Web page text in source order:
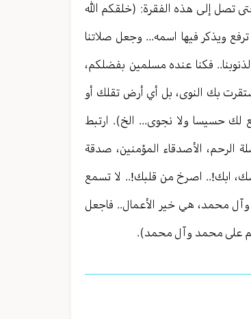
حتى تصل إلى هذه الفقرة: (خلقكم الله
ويذكر فيها اسمه... وجعل صلاتنا
لذنوبنا.. فكنا عنده مسلمين بفضلكم،
بك النوى، بل أي أرض تقلك أو
لك حسيسا ولا نجوى... الخ). ارتبط
الرحم، الأصدقاء المؤمنين، صدقة
ابك!.. اصرخ من قلبك!.. لا تسمع
محمد، هي خير الأعمال.. فاجعل
على محمد وآل محمد).